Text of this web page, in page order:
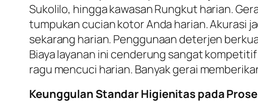
Sukolilo, hingga kawasan Rungkut harian.
tumpukan cucian kotor Anda harian. Akurasi
sekarang harian. Penggunaan deterjen
Biaya layanan ini cenderung sangat
ragu mencuci harian. Banyak gerai
Keunggulan Standar Higienitas pada